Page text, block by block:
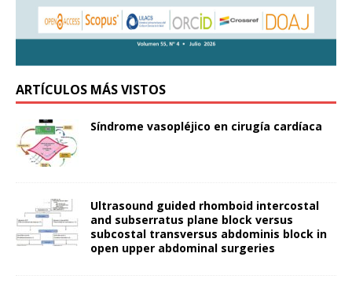
ARTÍCULOS MÁS VISTOS
Síndrome vasopléjico en cirugía cardíaca
Ultrasound guided rhomboid intercostal
and subserratus plane block versus
subcostal transversus abdominis block in
open upper abdominal surgeries